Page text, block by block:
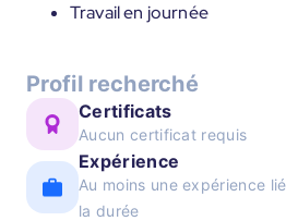
Travail en journée
Profil recherché
Certificats
Aucun certificat requis
Expérience
Au moins une expérience
la durée